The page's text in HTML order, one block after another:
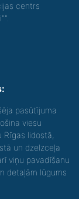
centrs
pasūtījuma
viesu
Rīgas lidostā,
un dzelzceļa
viņu pavadīšanu
detaļām lūgums